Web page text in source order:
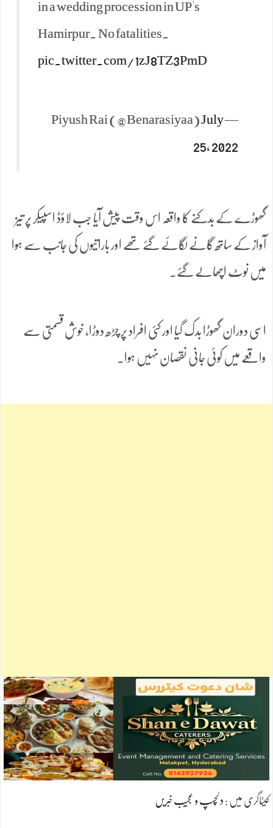
in a wedding procession in UP's
Hamirpur. No fatalities.
pic.twitter.com/1zJ8TZ3PmD
— Piyush Rai (@Benarasiyaa)
July
25, 2022
گھوڑے کے بدکنے کا واقعہ اس وقت پیش آیا جب لاؤڈ اسپیکر پر تیز
آواز کے ساتھ گانے لگائے گئے تھے اور باراتیوں کی جانب سے ہوا
میں نوٹ اچھالے گئے۔
اسی دوران گھوڑا بدک گیا اور کئی افراد پر چڑھ دوڑا، خوش قسمتی سے
واقعے میں کوئی جانی نقصان نہیں ہوا۔
کیٹاگری میں : دلچسپ و عجیب خبریں